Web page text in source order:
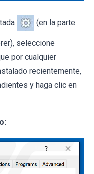
(en la parte
seleccione
por cualquier
recientemente,
y haga clic en